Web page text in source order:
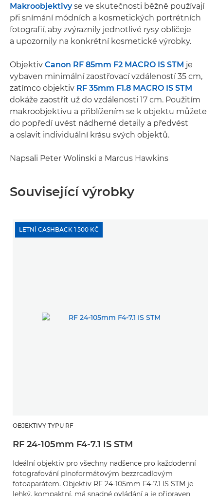
Makroobjektivyse ve skutečnosti běžně používají
při snímání módních a kosmetických portrétních
fotografií, aby zvýraznily jednotlivé rysy obličeje
a upozornily na konkrétní kosmetické výrobky.
Objektiv Canon RF 85mm F2 MACRO IS STM je
vybaven minimální zaostřovací vzdáleností 35 cm,
zatímco objektiv RF 35mm F1.8 MACRO IS STM
dokáže zaostřit už do vzdálenosti 17 cm. Použitím
makroobjektivu a přiblížením se k objektu můžete
do popředí uvést nádherné detaily a předvést
a oslavit individuální krásu svých objektů.
Napsali Peter Wolinski a Marcus Hawkins
Související výrobky
LETNÍ CASHBACK 1 500 KČ
OBJEKTIVY TYPU RF
RF 24-105mm F4-7.1 IS STM
Ideální objektiv pro všechny nadšence pro každodenní
fotografování plnoformátovým bezzrcadlovým
fotoaparátem. Objektiv RF 24-105mm F4-7.1 IS STM je
lehký, kompaktní, má snadné ovládání a je připraven